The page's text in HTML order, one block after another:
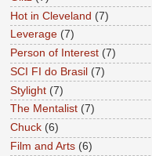
Hot in Cleveland (7)
Leverage (7)
Person of Interest (7)
SCI FI do Brasil (7)
Stylight (7)
The Mentalist (7)
Chuck (6)
Film and Arts (6)